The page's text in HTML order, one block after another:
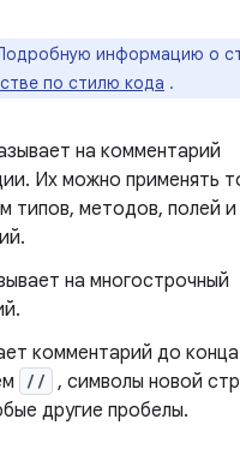
информацию о
по стилю кода .
на комментарий
Их можно применять
типов, методов, полей и
на многострочный
комментарий до
// , символы новой
другие пробелы.